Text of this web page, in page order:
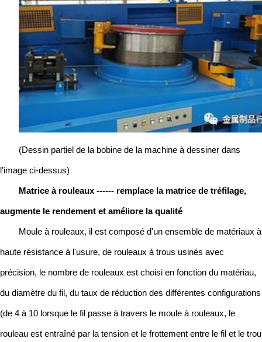
(Dessin partiel de la bobine de la machine à dessiner dans
l'image ci-dessus)
Matrice à rouleaux ------ remplace la matrice de tréfilage,
augmente le rendement et améliore la qualité
Moule à rouleaux, il est composé d'un ensemble de matériaux à
haute résistance à l'usure, de rouleaux à trous usinés avec
précision, le nombre de rouleaux est choisi en fonction du matériau,
du diamètre du fil, du taux de réduction des différentes configurations
(de 4 à 10 lorsque le fil passe à travers le moule à rouleaux, le
rouleau est entraîné par la tension et le frottement entre le fil et le trou